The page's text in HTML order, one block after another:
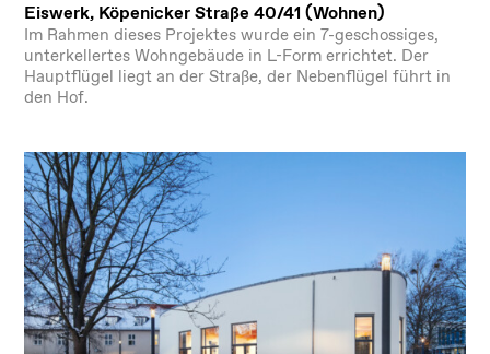
Eiswerk, Köpenicker Straße 40/41 (Wohnen)
Im Rahmen dieses Projektes wurde ein 7-geschossiges,
unterkellertes Wohngebäude in L-Form errichtet. Der
Hauptflügel liegt an der Straße, der Nebenflügel führt in
den Hof.